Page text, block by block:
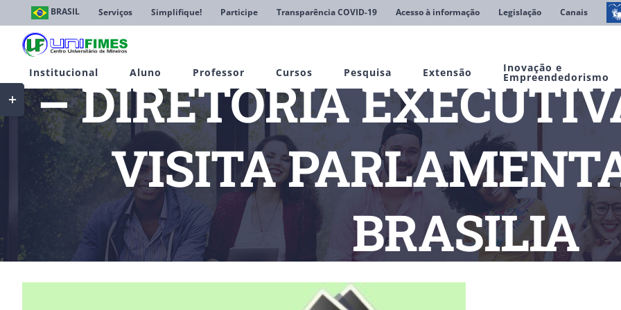
conteúdo
BRASIL Serviços Simplifique! Participe Transparência COVID-19 Acesso à informação Legislação Canais
Institucional Aluno Professor Cursos Pesquisa Extensão Inovação e
Empreendedorismo
– DIRETORIA
VISITA
BRASILIA
Toggle
Sliding
Bar